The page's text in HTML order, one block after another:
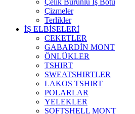
Çelik Burunlu İş Botu
Çizmeler
Terlikler
İŞ ELBİSELERİ
CEKETLER
GABARDİN MONT
ÖNLÜKLER
TSHIRT
SWEATSHIRTLER
LAKOS TSHIRT
POLARLAR
YELEKLER
SOFTSHELL MONT